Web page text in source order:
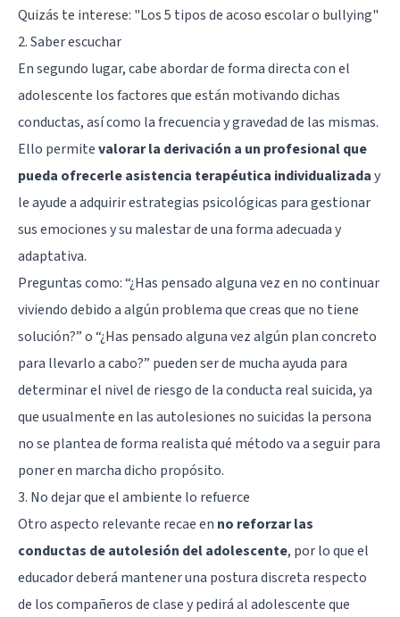
Quizás te interese: "Los 5 tipos de acoso escolar o bullying"
2. Saber escuchar
En segundo lugar, cabe abordar de forma directa con el
adolescente los factores que están motivando dichas
conductas, así como la frecuencia y gravedad de las mismas.
Ello permitevalorar la derivación a un profesional que
pueda ofrecerle asistencia terapéutica individualizaday
le ayude a adquirir estrategias psicológicas para gestionar
sus emociones y su malestar de una forma adecuada y
adaptativa.
Preguntas como: “¿Has pensado alguna vez en no continuar
viviendo debido a algún problema que creas que no tiene
solución?” o “¿Has pensado alguna vez algún plan concreto
para llevarlo a cabo?” pueden ser de mucha ayuda para
determinar el nivel de riesgo de la conducta real suicida, ya
que usualmente en las autolesiones no suicidas la persona
no se plantea de forma realista qué método va a seguir para
poner en marcha dicho propósito.
3. No dejar que el ambiente lo refuerce
Otro aspecto relevante recae en no reforzar las
conductas de autolesión del adolescente, por lo que el
educador deberá mantener una postura discreta respecto
de los compañeros de clase y pedirá al adolescente que